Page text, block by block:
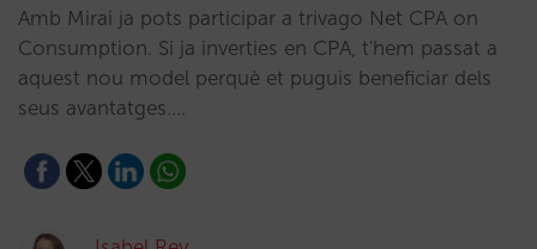
Amb Mirai ja pots participar a trivago Net CPA on
Consumption. Si ja inverties en CPA, t'hem passat a
aquest nou model perquè et puguis beneficiar dels
seus avantatges.…